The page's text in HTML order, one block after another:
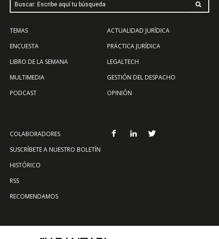
Buscar: Escribe aquí tu búsqueda
TEMAS
ENCUESTA
LIBRO DE LA SEMANA
MULTIMEDIA
PODCAST
ACTUALIDAD JURÍDICA
PRÁCTICA JURÍDICA
LEGALTECH
GESTIÓN DEL DESPACHO
OPINIÓN
COLABORADORES
SUSCRÍBETE A NUESTRO BOLETÍN
HISTÓRICO
RSS
RECOMENDAMOS